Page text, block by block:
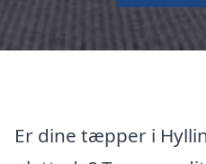
Er dine tæpper i